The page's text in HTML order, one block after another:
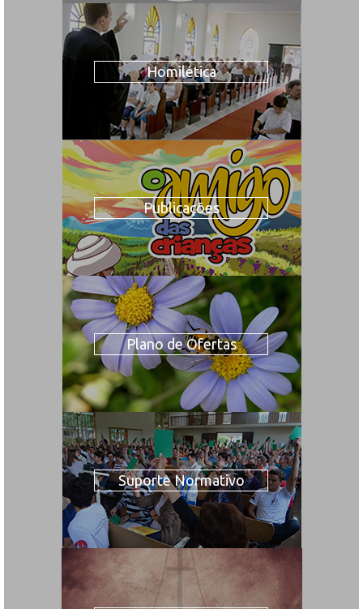
Homilética
Publicações
Plano de Ofertas
Suporte Normativo